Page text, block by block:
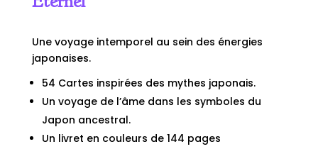
Une voyage intemporel au sein des énergies
japonaises.
54 Cartes inspirées des mythes japonais.
Un voyage de l’âme dans les symboles du
Japon ancestral.
Un livret en couleurs de 144 pages